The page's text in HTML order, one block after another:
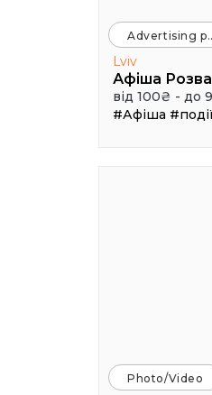
Lviv
Афіша
від 100₴ - до
#Афіша #події
Photo/Video